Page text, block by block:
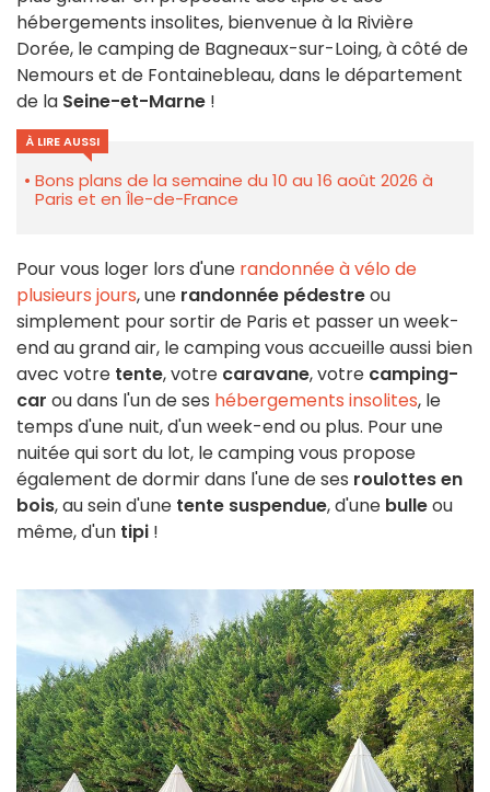
hébergements insolites, bienvenue à la Rivière
Dorée, le camping de Bagneaux-sur-Loing, à côté de
Nemours et de Fontainebleau, dans le département
de la Seine-et-Marne !
À LIRE AUSSI
Bons plans de la semaine du 10 au 16 août 2026 à
Paris et en Île-de-France
Pour vous loger lors d'une randonnée à vélo de
plusieurs jours, une randonnée pédestreou
simplement pour sortir de Paris et passer un week-
end au grand air, le camping vous accueille aussi bien
avec votre tente, votre caravane, votre camping-
car ou dans l'un de ses hébergements insolites, le
temps d'une nuit, d'un week-end ou plus. Pour une
nuitée qui sort du lot, le camping vous propose
également de dormir dans l'une de ses roulottes en
bois, au sein d'une tente suspendue, d'une bulleou
même, d'un tipi !